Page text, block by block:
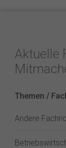
Aktuelle
Themen /
Andere